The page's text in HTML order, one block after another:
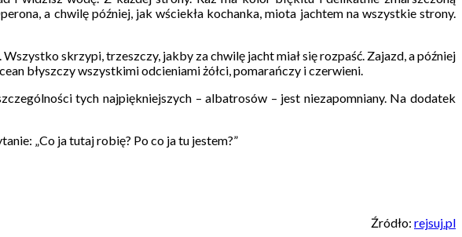
a chwilę później, jak wściekła kochanka, miota jachtem na wszystkie strony.
skrzypi, trzeszczy, jakby za chwilę jacht miał się rozpaść. Zajazd, a później
błyszczy wszystkimi odcieniami żółci, pomarańczy i czerwieni.
tych najpiękniejszych – albatrosów – jest niezapomniany. Na dodatek
„Co ja tutaj robię? Po co ja tu jestem?”
Źródło: rejsuj.pl